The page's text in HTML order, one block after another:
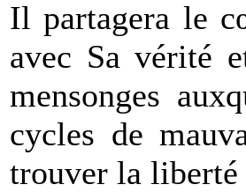
Il partagera le
avec Sa vérité
mensonges
cycles de
trouver la